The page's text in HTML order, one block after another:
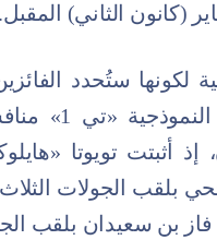
(كانون الثاني)
ستُحدد
حيث شهدت فئة
إذ أثبتت تويوتا
بلقب الجولات
فاز بن سعيدان بلقب